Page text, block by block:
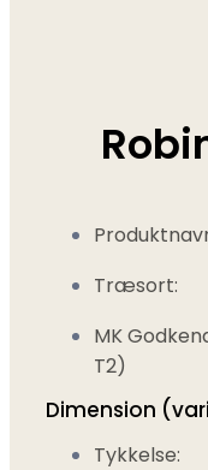
Træsort:
MK
T2)
Dimension
Tykkelse: